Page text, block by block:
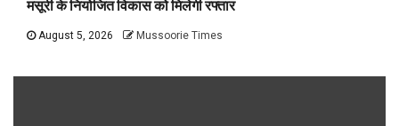
मसूरी के नियोजित विकास को मिलेगी रफ्तार
August 5, 2026 Mussoorie Times